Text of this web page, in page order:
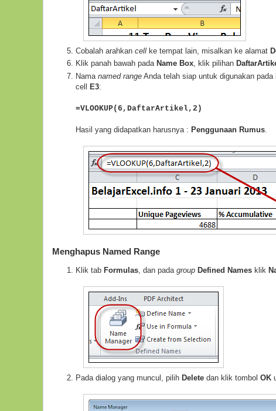
Cobalah arahkan cell ke tempat lain, misalkan ke alamat
Klik panah bawah pada Name Box, klik pilihan
Nama named range Anda telah siap untuk digunakan
cell E3:
=VLOOKUP(6,DaftarArtikel,2)
Hasil yang didapatkan harusnya : Penggunaan Rumus
Menghapus Named Range
Klik tab Formulas , dan pada group Defined Names klik
Pada dialog yang muncul, pilih Delete dan klik tombol OK